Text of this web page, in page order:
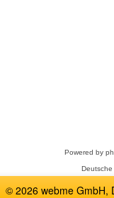
Powered by
© 2026 webme GmbH,